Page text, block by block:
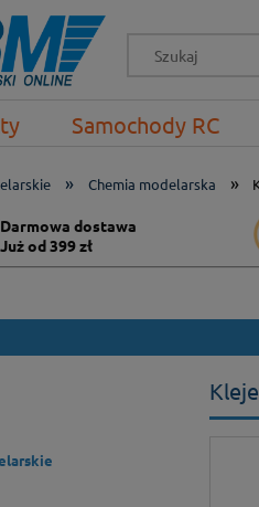
Samochody RC
» Chemia modelarska »
Darmowa dostawa
Już od 399 zł